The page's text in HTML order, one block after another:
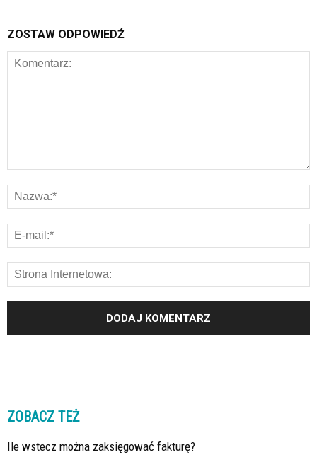
ZOSTAW ODPOWIEDŹ
ZOBACZ TEŻ
Ile wstecz można zaksięgować fakturę?